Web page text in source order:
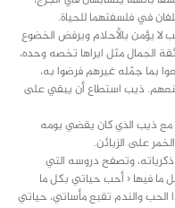
في فلسفتهما للحياة.
يؤمن بالأحلام ويرفض الخضوع
الجمال مثل ايراها تخصه وحده،
بما جمّله غيرهم فرضوا به،
ذيب استطاع أن يبقي على
ذيب الذي كان يقضي يومه
على الزبائن.
وتصفح دروسه التي
ما فيها ‹ أحب حياتي بكل ما
الحب والندم تقبع مأساتي، حياتي